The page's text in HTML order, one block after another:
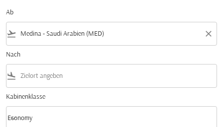
Ab
flight_takeoff close
Nach
flight_land
Kabinenklasse
Kabinenklasse option Economy Selected
Economy
keyboard_arrow_down